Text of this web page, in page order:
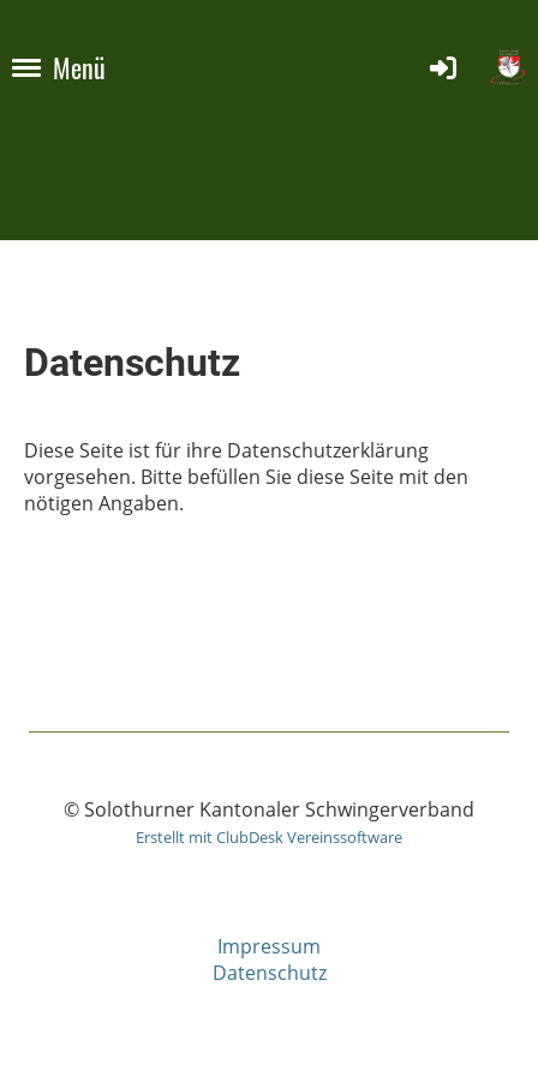
Menü
Datenschutz
Diese Seite ist für ihre Datenschutzerklärung
vorgesehen. Bitte befüllen Sie diese Seite mit den
nötigen Angaben.
© Solothurner Kantonaler Schwingerverband
Erstellt mit ClubDesk Vereinssoftware
Impressum
Datenschutz